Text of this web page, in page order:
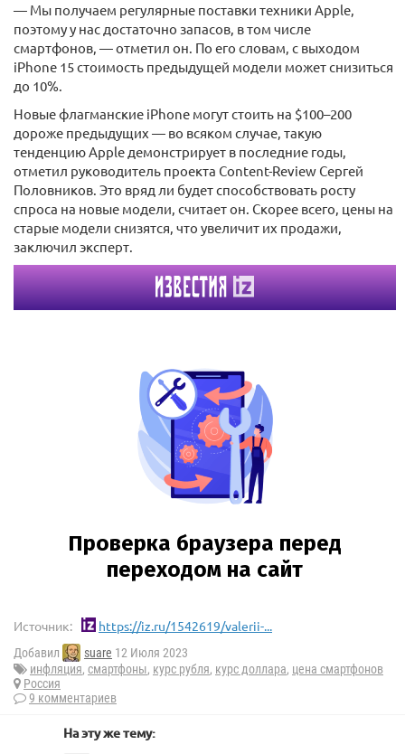
— Мы получаем регулярные поставки техники Apple,
поэтому у нас достаточно запасов, в том числе
смартфонов, — отметил он. По его словам, с выходом
iPhone 15 стоимость предыдущей модели может снизиться
до 10%.
Новые флагманские iPhone могут стоить на $100–200
дороже предыдущих — во всяком случае, такую
тенденцию Apple демонстрирует в последние годы,
отметил руководитель проекта Content-Review Сергей
Половников. Это вряд ли будет способствовать росту
спроса на новые модели, считает он. Скорее всего, цены на
старые модели снизятся, что увеличит их продажи,
заключил эксперт.
Источник: https://iz.ru/1542619/valerii-...
Добавил suare 12 Июля 2023
инфляция, смартфоны, курс рубля, курс доллара, цена смартфонов
Россия
9 комментариев
На эту же тему: